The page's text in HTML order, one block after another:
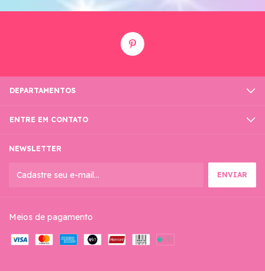
DEPARTAMENTOS
ENTRE EM CONTATO
NEWSLETTER
Meios de pagamento